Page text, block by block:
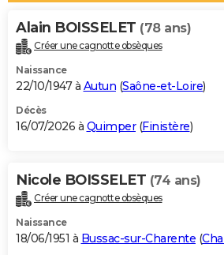
Alimentation
Guide de la santé
Maladies
Médicaments
Sommeil
VOYAGE
Destinations
City break
Voyage nature
Voyage de noces
Forum
Climat
+PHOTO
GUIDES D'ACHAT
BONS PLANS
Carte de Noël
Carte Bonne année
Carte Saint-Valentin
Carte Pâques
Carte d'anniversaire
DICTIONNAIRE
Dictionnaire
Biographies
Citations
Expressions
Proverbes
PROGRAMME TV
Alain BOISSELET (78 ans)
Créer une cagnotte obsèques
Naissance
22/10/1947 à Autun (Saône-et-Loire)
Décès
16/07/2026 à Quimper(Finistère)
Nicole BOISSELET (74 ans)
Créer une cagnotte obsèques
Naissance
18/06/1951 à Bussac-sur-Charente (